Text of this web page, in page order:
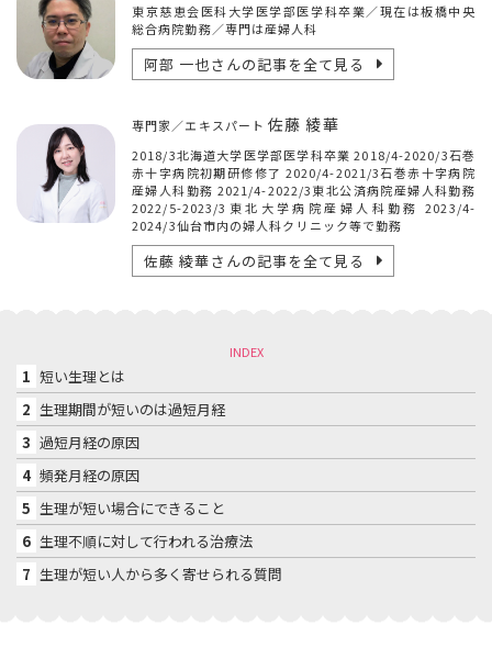
東京慈恵会医科大学医学部医学科卒業／現在は板橋中央
総合病院勤務／専門は産婦人科
阿部 一也さんの記事を全て見る
専門家／エキスパート 佐藤 綾華
2018/3北海道大学医学部医学科卒業 2018/4-2020/3石巻
赤十字病院初期研修修了 2020/4-2021/3石巻赤十字病院
産婦人科勤務 2021/4-2022/3東北公済病院産婦人科勤務
2022/5-2023/3東北大学病院産婦人科勤務 2023/4-
2024/3仙台市内の婦人科クリニック等で勤務
佐藤 綾華さんの記事を全て見る
INDEX
1 短い生理とは
2 生理期間が短いのは過短月経
3 過短月経の原因
4 頻発月経の原因
5 生理が短い場合にできること
6 生理不順に対して行われる治療法
7 生理が短い人から多く寄せられる質問